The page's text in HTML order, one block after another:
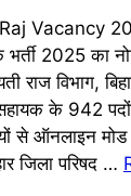
Vacancy
भर्ती 2025 का
विभाग, बिहार
के 942 पदों
से ऑनलाइन
जिला परिषद …